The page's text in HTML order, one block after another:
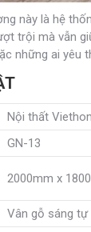
này là hệ
trội mà vẫn
những ai yêu
Nội thất
GN-13
2000mm x
Vân gỗ sáng tự